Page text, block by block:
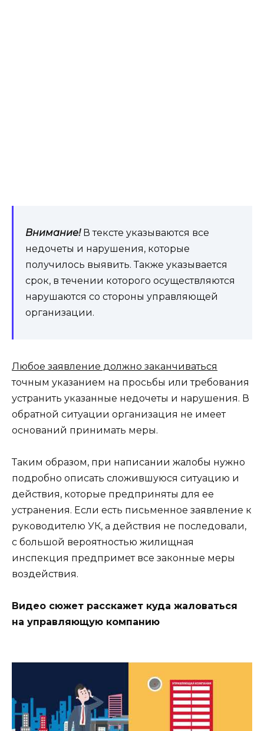
Внимание!В тексте указываются все
недочеты и нарушения, которые
получилось выявить. Также указывается
срок, в течении которого осуществляются
нарушаются со стороны управляющей
организации.
Любое заявление должно заканчиваться
точным указанием на просьбы или требования
устранить указанные недочеты и нарушения. В
обратной ситуации организация не имеет
оснований принимать меры.
Таким образом, при написании жалобы нужно
подробно описать сложившуюся ситуацию и
действия, которые предприняты для ее
устранения. Если есть письменное заявление к
руководителю УК, а действия не последовали,
с большой вероятностью жилищная
инспекция предпримет все законные меры
воздействия.
Видео сюжет расскажет куда жаловаться
на управляющую компанию